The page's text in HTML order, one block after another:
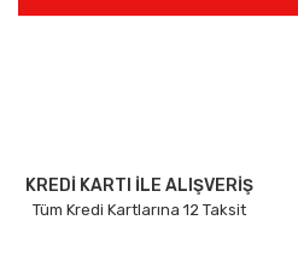
KREDİ KARTI İLE ALIŞVERİŞ
Tüm Kredi Kartlarına 12 Taksit